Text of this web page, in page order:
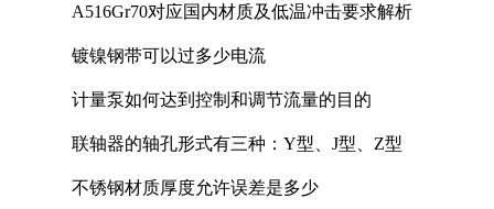
A516Gr70对应国内材质及低温冲击要求解析
镀镍钢带可以过多少电流
计量泵如何达到控制和调节流量的目的
联轴器的轴孔形式有三种：Y型、J型、Z型
不锈钢材质厚度允许误差是多少